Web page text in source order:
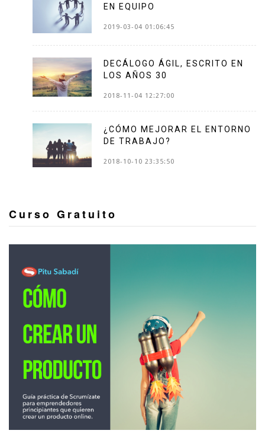
EN EQUIPO
2019-03-04 01:06:45
DECÁLOGO ÁGIL, ESCRITO EN
LOS AÑOS 30
2018-11-04 12:27:00
¿CÓMO MEJORAR EL ENTORNO
DE TRABAJO?
2018-10-10 23:35:50
Curso Gratuito